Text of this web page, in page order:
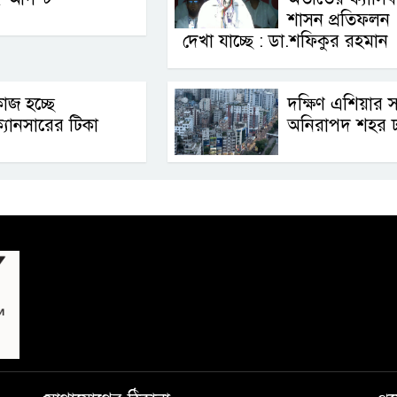
শাসন প্রতিফলন
দেখা যাচ্ছে : ডা.শফিকুর রহমান
হচ্ছে
টিকা
দক্ষিণ এশিয়ার
অনিরাপদ শহর